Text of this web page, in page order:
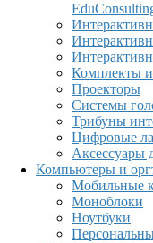
Комплекты
Проекторы
Системы
Трибуны
Цифровые
Аксессуары
Компьютеры и
Мобильные
Моноблоки
Ноутбуки